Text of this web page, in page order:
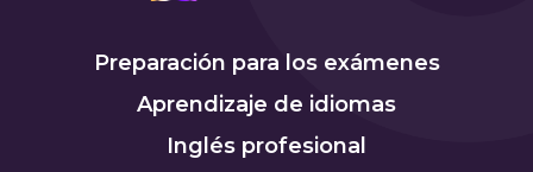
Preparación para los exámenes
Aprendizaje de idiomas
Inglés profesional